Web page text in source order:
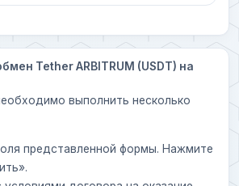
Tether ARBITRUM (USDT) на
выполнить несколько
представленной формы. Нажмите